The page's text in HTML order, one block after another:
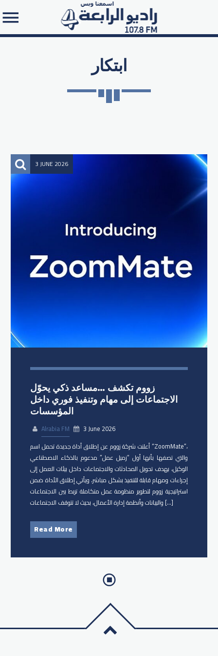
ابتكار
3 JUNE 2026
زووم تكشف …مساعد ذكي يحوّل
الاجتماعات إلى مهام وتنفيذ فوري داخل
المؤسسات
Alrabia FM
3 June 2026
أعلنت شركة زووم عن إطلاق أداة جديدة تحمل اسم “ZoomMate”،
والتي تصفها بأنها أول “زميل عمل” مدعوم بالذكاء الاصطناعي
الوكيل، بهدف تحويل المحادثات والاجتماعات داخل بيئات العمل إلى
إجراءات ومهام قابلة للتنفيذ بشكل مباشر. ويأتي إطلاق الأداة ضمن
استراتيجية زووم لتطوير منظومة عمل متكاملة تربط بين الاجتماعات
والبيانات وأنظمة إدارة الأعمال، بحيث لا تتوقف الاجتماعات […]
Read More